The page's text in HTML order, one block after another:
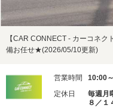
【CAR CONNECT - カーコネ
備お任せ★(2026/05/10更新)
営業時間
10:00
定休日
毎週月
８／１